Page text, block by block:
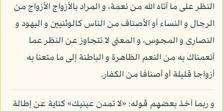
النظر على ما آتاه الله من نعمة، و المراد بالأزواج الأزواج من
الرجال و النساء أو الأصناف من الناس كالوثنيين و اليهود و
النصارى و المجوس، و المعنى لا تتجاوز عن النظر عما
أنعمناك به من النعم الظاهرة و الباطنة إلى ما متعنا به
أزواجا قليلة أو أصنافا من الكفار.
و ربما أخذ بعضهم قوله: «لا تمدن عينيك» كناية عن إطالة